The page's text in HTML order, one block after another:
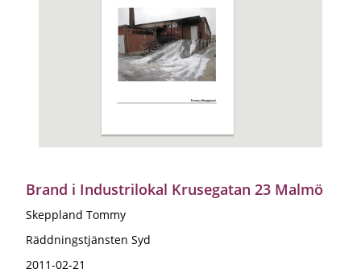
Brand i Industrilokal Krusegatan 23 Malmö
Skeppland Tommy
Räddningstjänsten Syd
2011-02-21